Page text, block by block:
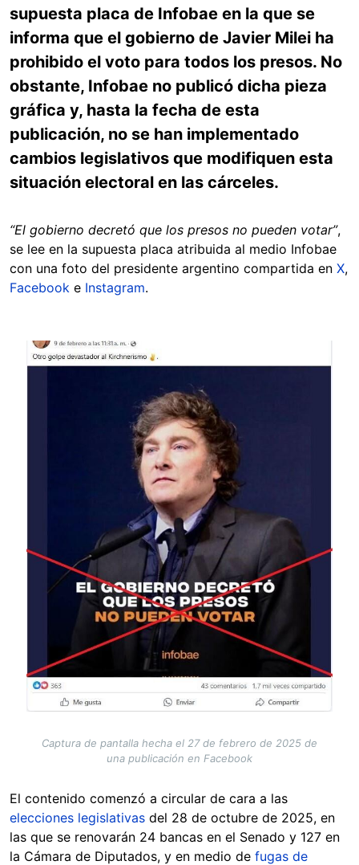
supuesta placa de Infobae en la que se
informa que el gobierno de Javier Milei ha
prohibido el voto para todos los presos. No
obstante, Infobae no publicó dicha pieza
gráfica y, hasta la fecha de esta
publicación, no se han implementado
cambios legislativos que modifiquen esta
situación electoral en las cárceles.
“El gobierno decretó que los presos no pueden votar”,
se lee en la supuesta placa atribuida al medio Infobae
con una foto del presidente argentino compartida en X,
Facebook e Instagram.
Image
Captura de pantalla hecha el 27 de febrero de 2025 de
una publicación en Facebook
El contenido comenzó a circular de cara a las
elecciones legislativas del 28 de octubre de 2025, en
las que se renovarán 24 bancas en el Senado y 127 en
la Cámara de Diputados, y en medio de fugas de